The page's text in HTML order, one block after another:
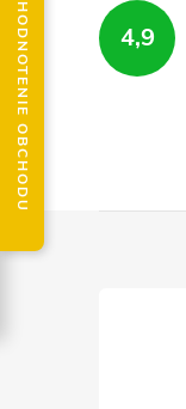
4,9
Z
HODNOTENIE OBCHODU